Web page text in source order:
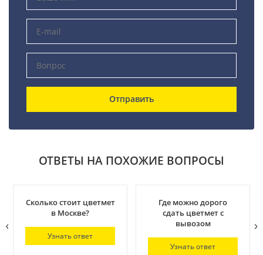
Отправить
ОТВЕТЫ НА ПОХОЖИЕ ВОПРОСЫ
Сколько стоит цветмет
в Москве?
Узнать ответ
Где можно дорого
сдать цветмет с
вывозом
Узнать ответ